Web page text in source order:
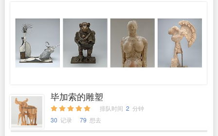
毕加索的雕塑
排队时间 2 分钟
30 记录 79 想去